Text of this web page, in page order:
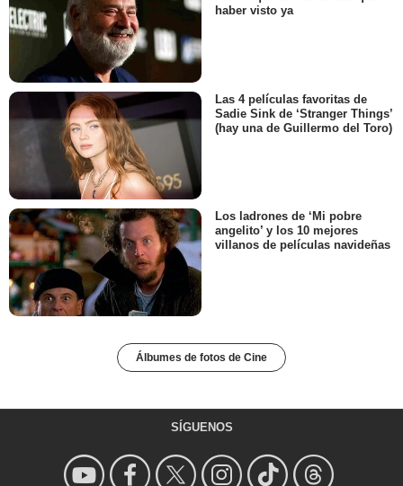
haber visto ya
Las 4 películas favoritas de
Sadie Sink de ‘Stranger Things’
(hay una de Guillermo del Toro)
Los ladrones de ‘Mi pobre
angelito’ y los 10 mejores
villanos de películas navideñas
Álbumes de fotos de Cine
SÍGUENOS